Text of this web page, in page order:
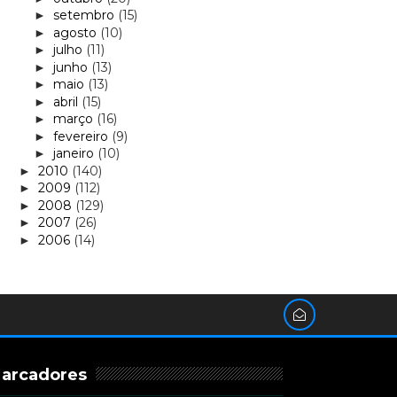
► setembro (15)
► agosto (10)
► julho (11)
► junho (13)
► maio (13)
► abril (15)
► março (16)
► fevereiro (9)
► janeiro (10)
► 2010 (140)
► 2009 (112)
► 2008 (129)
► 2007 (26)
► 2006 (14)